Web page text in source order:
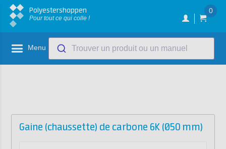
Polyestershoppen
Pour tout ce qui colle !
0
Menu Trouver un produit ou un manuel
Gaine (chaussette) de carbone 6K (Ø50 mm)